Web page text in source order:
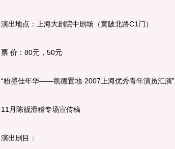
地点：上海大剧院中剧场（黄陂北路C1门）
价：80元，50元
墨佳年华——凯德置地·2007上海优秀青年演员汇演”
陈靓滑稽专场宣传稿
剧目：